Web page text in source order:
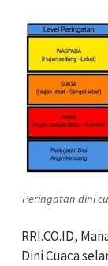
Peringatan dini
RRI.CO.ID,
Dini Cuaca